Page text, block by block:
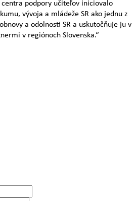
centra podpory učiteľov iniciovalo
vývoja a mládeže SR ako jednu z
a odolnosti SR a uskutočňuje ju v
v regiónoch Slovenska.“